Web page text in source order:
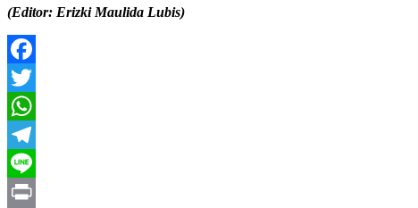
(Editor: Erizki Maulida Lubis)
Facebook
Twitter
WhatsApp
Telegram
Line